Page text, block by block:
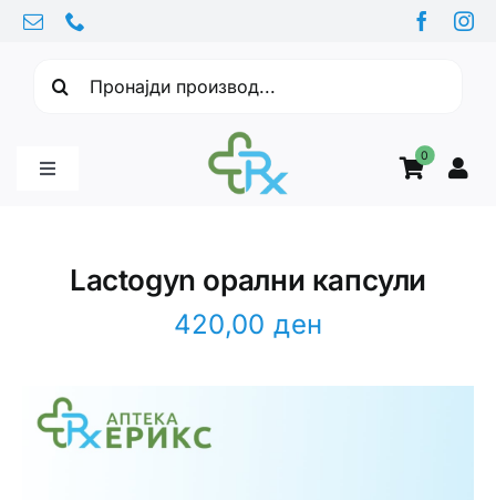
Skip
content
0
Toggle
Lactogyn орални капсули
420,00ден